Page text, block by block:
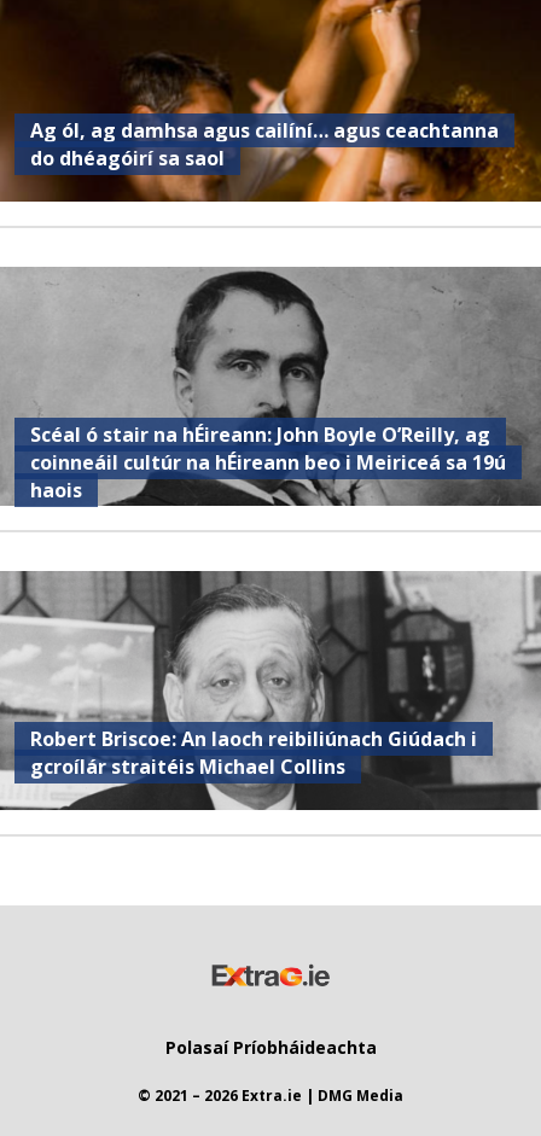
Ag ól, ag damhsa agus cailíní… agus ceachtanna
do dhéagóirí sa saol
Scéal ó stair na hÉireann: John Boyle O’Reilly, ag
coinneáil cultúr na hÉireann beo i Meiriceá sa 19ú
haois
Robert Briscoe: An laoch reibiliúnach Giúdach i
gcroílár straitéis Michael Collins
Polasaí Príobháideachta
© 2021 – 2026 Extra.ie | DMG Media